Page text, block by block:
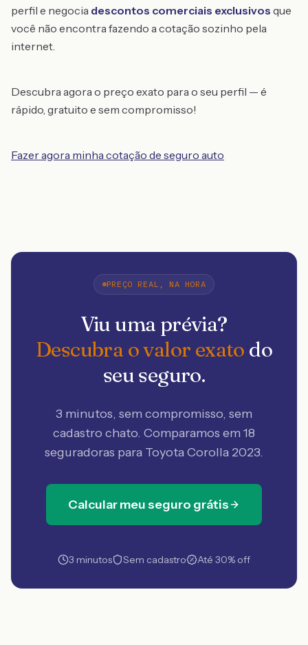
perfil e negocia descontos comerciais exclusivos que
você não encontra fazendo a cotação sozinho pela
internet.
Descubra agora o preço exato para o seu perfil — é
rápido, gratuito e sem compromisso!
Fazer agora minha cotação de seguro auto
PREÇO REAL, NA HORA
Viu uma prévia?
Descubra o valor exato do
seu seguro.
3 minutos, sem compromisso, sem
cadastro chato. Comparamos em 18
seguradoras para Toyota Corolla 2023.
Calcular meu seguro grátis
3 minutos Sem cadastro Até 30% off